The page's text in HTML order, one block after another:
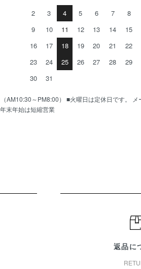
2
3 4 5 6 7
8
9
10 11 12 13 14
15
16
17 18 19 20 21
22
23
24 25 26 27 28
29
30
31
AM10:30～PM8:00） ■火曜日は定休日です。
末年始は短縮営業
返品に